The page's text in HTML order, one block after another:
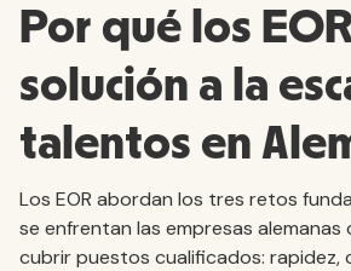
Por qué los
solución a la
talentos en
Los EOR abordan los tres retos
se enfrentan las empresas
cubrir puestos cualificados: rapidez,